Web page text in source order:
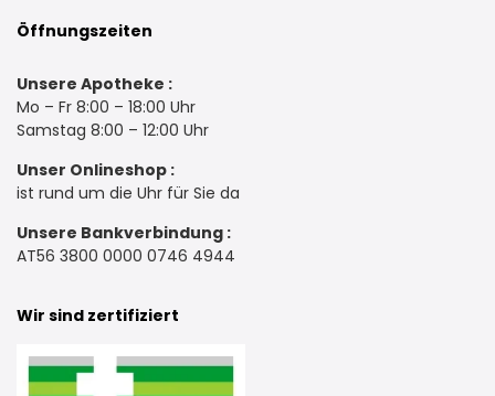
Öffnungszeiten
Unsere Apotheke :
Mo – Fr 8:00 – 18:00 Uhr
Samstag 8:00 – 12:00 Uhr
Unser Onlineshop :
ist rund um die Uhr für Sie da
Unsere Bankverbindung :
AT56 3800 0000 0746 4944
Wir sind zertifiziert